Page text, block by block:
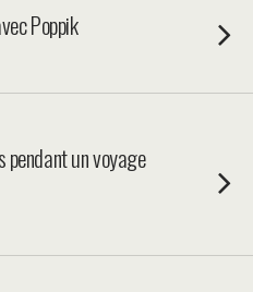
Poppik
pendant un voyage